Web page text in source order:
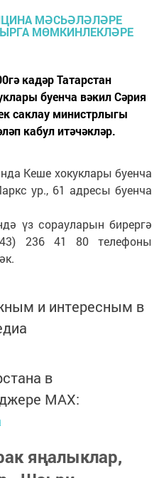
кадәр Татарстан
буенча вәкил Сәрия
саклау министрлыгы
кабул итәчәкләр.
Кеше хокуклары буенча
ур., 61 адресы буенча
үз сорауларын бирергә
236 41 80 телефоны
и интересным в
в
MАХ:
яңалыклар,